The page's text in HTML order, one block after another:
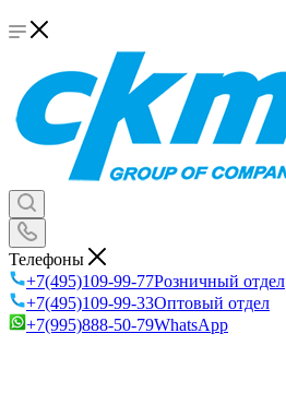
Телефоны
+7(495)109-99-77Розничный отдел
+7(495)109-99-33Оптовый отдел
+7(995)888-50-79WhatsApp